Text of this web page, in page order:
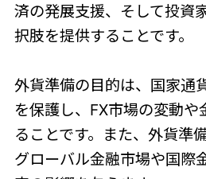
済の発展支援、そして投資
択肢を提供することです。
外貨準備の目的は、国家通
を保護し、FX市場の変動や
ることです。また、外貨準
グローバル金融市場や国際